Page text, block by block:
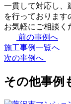
一貫して対応し、
を行っております
お気軽にご相談く
前の事例へ
施工事例一覧へ
次の事例へ
その他事例